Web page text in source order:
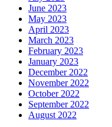
June 2023
May 2023
April 2023
March 2023
February 2023
January 2023
December 2022
November 2022
October 2022
September 2022
August 2022